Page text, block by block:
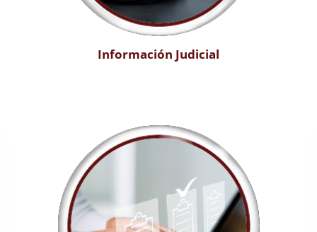
Información Judicial